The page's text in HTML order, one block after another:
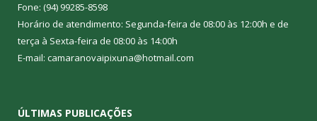
Fone: (94) 99285-8598
Horário de atendimento: Segunda-feira de 08:00 às 12:00h e de
terça à Sexta-feira de 08:00 às 14:00h
E-mail: camaranovaipixuna@hotmail.com
ÚLTIMAS PUBLICAÇÕES